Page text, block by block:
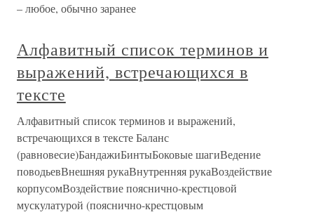
– любое, обычно заранее
Алфавитный список терминов и
выражений, встречающихся в
тексте
Алфавитный список терминов и выражений,
встречающихся в тексте Баланс
(равновесие)БандажиБинтыБоковые шагиВедение
поводьевВнешняя рукаВнутренняя рукаВоздействие
корпусомВоздействие пояснично-крестцовой
мускулатурой (пояснично-крестцовым